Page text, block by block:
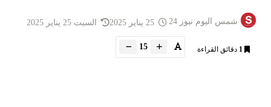
شمس اليوم نيوز 24 السبت 25 يناير 2025
1 دقائق القراءة 15